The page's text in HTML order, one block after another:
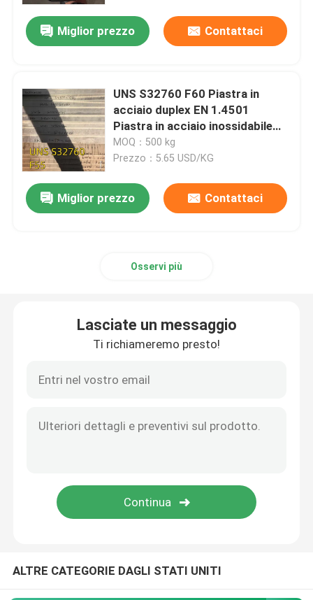
Leghe di azoto
Lega di Inconel
Leghe di titanio
Materiale di rame
Miglior prezzo Contattaci
UNS S32760 F60 Piastra in
acciaio duplex EN 1.4501
Piastra in acciaio inossidabile
12*2000*6000mm
MOQ：500 kg
Prezzo：5.65 USD/KG
Miglior prezzo Contattaci
Osservi più
Lasciate un messaggio
Ti richiameremo presto!
ALTRE CATEGORIE DAGLI STATI UNITI